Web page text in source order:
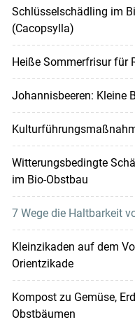
Schlüsselschädling im
(Cacopsylla)
Heiße Sommerfrisur für
Johannisbeeren: Kleine
Witterungsbedingte
im Bio-Obstbau
7 Wege die Haltbarkeit
Kleinzikaden auf dem
Orientzikade
Kompost zu Gemüse,
Obstbäumen